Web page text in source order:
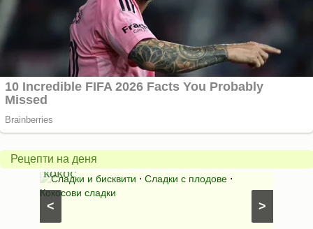
Рецепти на деня
>
<
Бисквити
с
горски
плодове
и
кокос
Сладки и бисквити ⋅ Сладки с плодове ⋅
Кокосови сладки
ден*